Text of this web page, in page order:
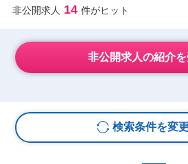
非公開求人 14 件がヒット
非公開求人の紹介
検索条件を変